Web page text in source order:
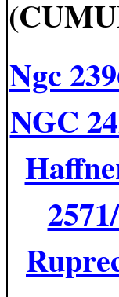
Ngc
NGC